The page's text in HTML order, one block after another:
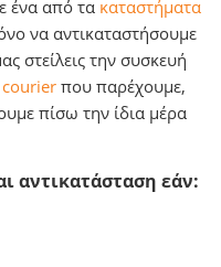
ένα από τα καταστήματα
να αντικαταστήσουμε
στείλεις την συσκευή
που παρέχουμε,
πίσω την ίδια μέρα
αντικατάσταση εάν: